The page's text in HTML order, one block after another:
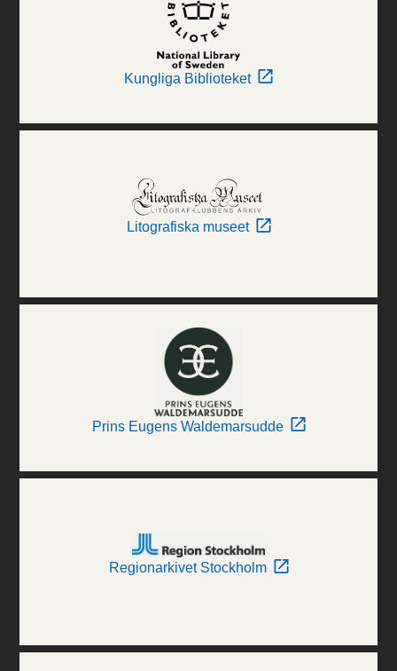
Kungliga Biblioteket
Litografiska museet
Prins Eugens Waldemarsudde
Regionarkivet Stockholm